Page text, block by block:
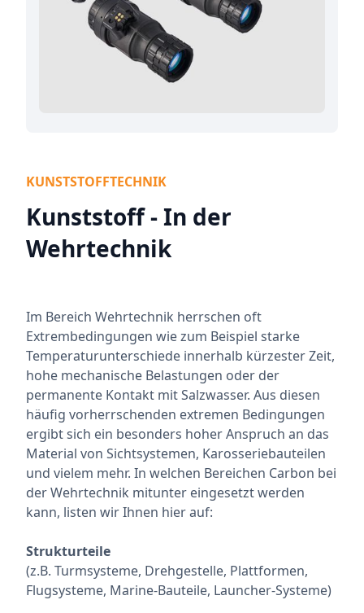
KUNSTSTOFFTECHNIK
Kunststoff - In der
Wehrtechnik
Im Bereich Wehrtechnik herrschen oft
Extrembedingungen wie zum Beispiel starke
Temperaturunterschiede innerhalb kürzester Zeit,
hohe mechanische Belastungen oder der
permanente Kontakt mit Salzwasser. Aus diesen
häufig vorherrschenden extremen Bedingungen
ergibt sich ein besonders hoher Anspruch an das
Material von Sichtsystemen, Karosseriebauteilen
und vielem mehr. In welchen Bereichen Carbon bei
der Wehrtechnik mitunter eingesetzt werden
kann, listen wir Ihnen hier auf:
Strukturteile
(z.B. Turmsysteme, Drehgestelle, Plattformen,
Flugsysteme, Marine-Bauteile, Launcher-Systeme)